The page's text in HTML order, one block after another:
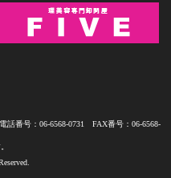
番号：06-6568-0731 FAX番号：06-6568-